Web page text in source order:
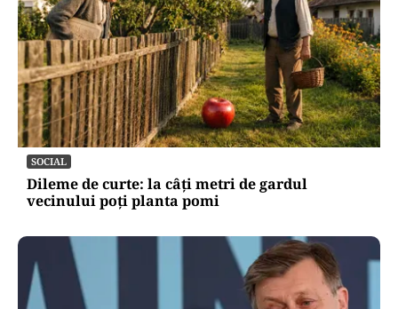
SOCIAL
Dileme de curte: la câți metri de gardul
vecinului poți planta pomi